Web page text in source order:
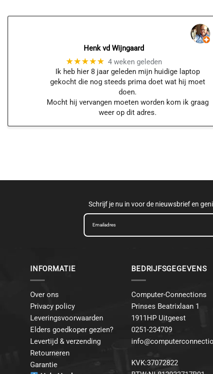
Henk vd Wijngaard
★★★★★ 4 weken geleden
Ik heb hier 8 jaar geleden mijn huidige laptop
gekocht die nog steeds prima doet wat hij moet
doen.
Mocht hij vervangen moeten worden kom ik graag
weer op dit adres.
Schrijf je nu in voor de nieuwsbrief en
INFORMATIE
Over ons
Privacy policy
Leveringsvoorwaarden
Elders goedkoper gezien?
Levertijd & verzending
Retourneren
Garantie
BEDRIJFSGEGEVENS
Computer-Connections
Prinses Beatrixlaan 1
1911HP Uitgeest
0251-234709
KVK:37072822